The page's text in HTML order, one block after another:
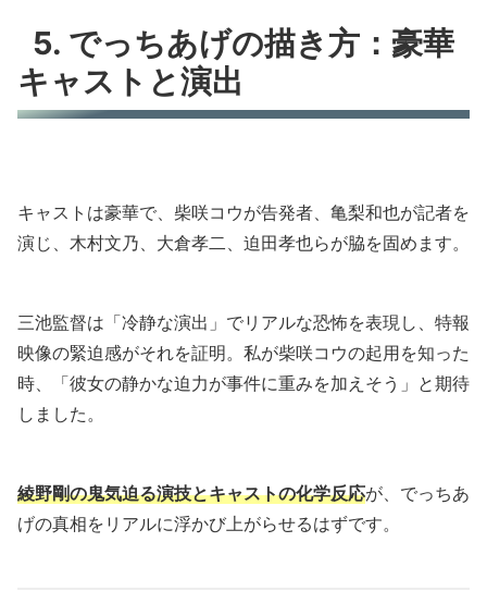
5. でっちあげの描き方：豪華
キャストと演出
キャストは豪華で、柴咲コウが告発者、亀梨和也が記者を
演じ、木村文乃、大倉孝二、迫田孝也らが脇を固めます。
三池監督は「冷静な演出」でリアルな恐怖を表現し、特報
映像の緊迫感がそれを証明。私が柴咲コウの起用を知った
時、「彼女の静かな迫力が事件に重みを加えそう」と期待
しました。
綾野剛の鬼気迫る演技とキャストの化学反応が、でっちあ
げの真相をリアルに浮かび上がらせるはずです。